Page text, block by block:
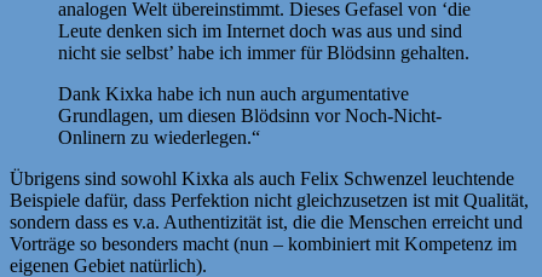
analogen Welt übereinstimmt. Dieses Gefasel von ‘die
Leute denken sich im Internet doch was aus und sind
nicht sie selbst’ habe ich immer für Blödsinn gehalten.
Dank Kixka habe ich nun auch argumentative
Grundlagen, um diesen Blödsinn vor Noch-Nicht-
Onlinern zu wiederlegen.“
Übrigens sind sowohl Kixka als auch Felix Schwenzel leuchtende
Beispiele dafür, dass Perfektion nicht gleichzusetzen ist mit Qualität,
sondern dass es v.a. Authentizität ist, die die Menschen erreicht und
Vorträge so besonders macht (nun – kombiniert mit Kompetenz im
eigenen Gebiet natürlich).